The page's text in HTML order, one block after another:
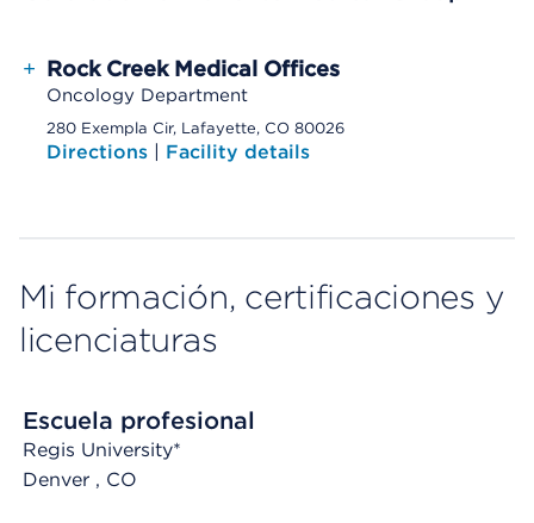
+ Rock Creek Medical Offices
Oncology Department
280 Exempla Cir, Lafayette, CO 80026
Directions | Facility details
Mi formación, certificaciones y
licenciaturas
Escuela profesional
Regis University*
Denver , CO